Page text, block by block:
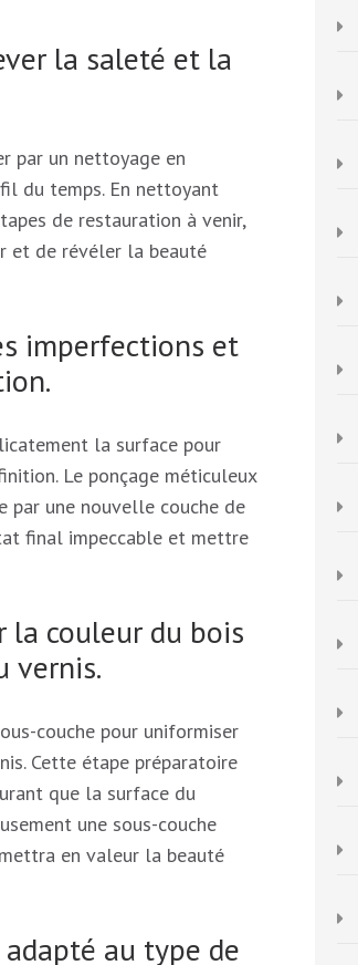
la saleté et la
par un nettoyage en
du temps. En nettoyant
de restauration à venir,
et de révéler la beauté
imperfections et
la surface pour
Le ponçage méticuleux
par une nouvelle couche de
final impeccable et mettre
la couleur du bois
vernis.
couche pour uniformiser
Cette étape préparatoire
que la surface du
une sous-couche
en valeur la beauté
au type de